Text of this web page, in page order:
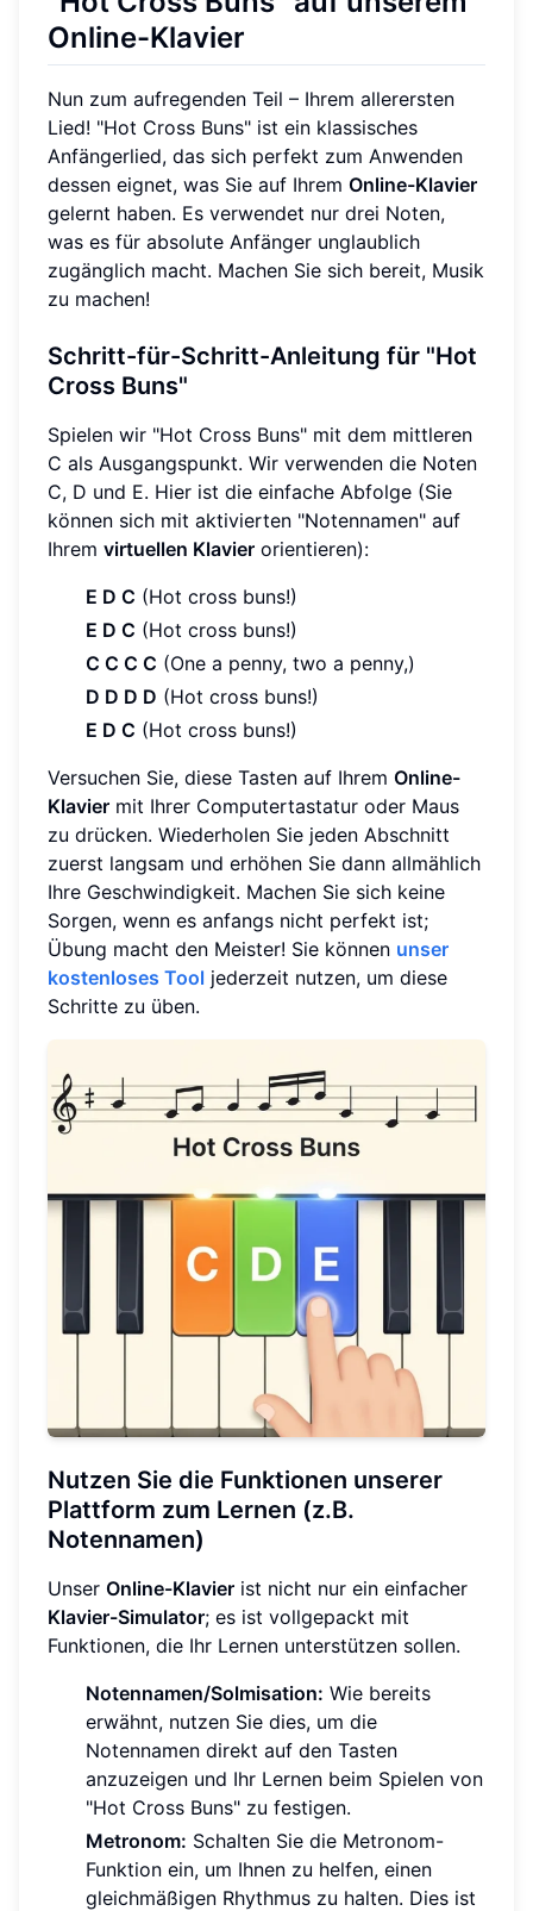
Online-Klavier
Nun zum aufregenden Teil – Ihrem allerersten
Lied! "Hot Cross Buns" ist ein klassisches
Anfängerlied, das sich perfekt zum Anwenden
dessen eignet, was Sie auf Ihrem Online-Klavier
gelernt haben. Es verwendet nur drei Noten,
was es für absolute Anfänger unglaublich
zugänglich macht. Machen Sie sich bereit, Musik
zu machen!
Schritt-für-Schritt-Anleitung für "Hot
Cross Buns"
Spielen wir "Hot Cross Buns" mit dem mittleren
C als Ausgangspunkt. Wir verwenden die Noten
C, D und E. Hier ist die einfache Abfolge (Sie
können sich mit aktivierten "Notennamen" auf
Ihrem virtuellen Klavier orientieren):
E D C (Hot cross buns!)
E D C (Hot cross buns!)
C C C C (One a penny, two a penny,)
D D D D (Hot cross buns!)
E D C (Hot cross buns!)
Versuchen Sie, diese Tasten auf Ihrem Online-
Klavier mit Ihrer Computertastatur oder Maus
zu drücken. Wiederholen Sie jeden Abschnitt
zuerst langsam und erhöhen Sie dann allmählich
Ihre Geschwindigkeit. Machen Sie sich keine
Sorgen, wenn es anfangs nicht perfekt ist;
Übung macht den Meister! Sie können unser
kostenloses Tool jederzeit nutzen, um diese
Schritte zu üben.
Nutzen Sie die Funktionen unserer
Plattform zum Lernen (z.B.
Notennamen)
Unser Online-Klavier ist nicht nur ein einfacher
Klavier-Simulator; es ist vollgepackt mit
Funktionen, die Ihr Lernen unterstützen sollen.
Notennamen/Solmisation: Wie bereits
erwähnt, nutzen Sie dies, um die
Notennamen direkt auf den Tasten
anzuzeigen und Ihr Lernen beim Spielen von
"Hot Cross Buns" zu festigen.
Metronom: Schalten Sie die Metronom-
Funktion ein, um Ihnen zu helfen, einen
gleichmäßigen Rhythmus zu halten. Dies ist